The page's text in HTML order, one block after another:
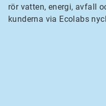
rör vatten, energi, avfall
kunderna via Ecolabs